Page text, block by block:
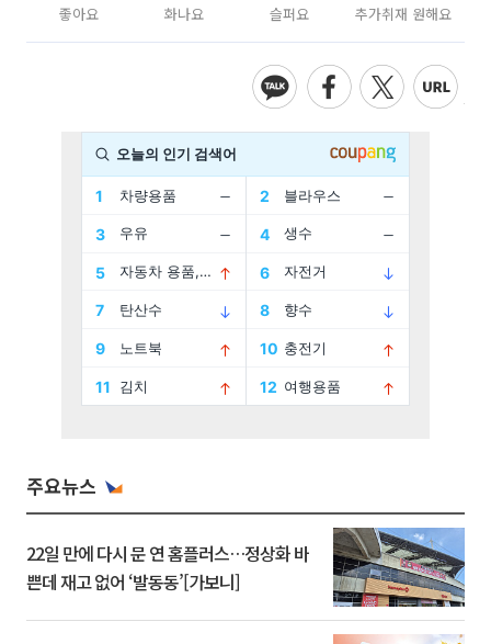
좋아요 화나요 슬퍼요 추가취재 원해요
주요뉴스
22일 만에 다시 문 연 홈플러스…정상화 바
쁜데 재고 없어 ‘발동동’[가보니]